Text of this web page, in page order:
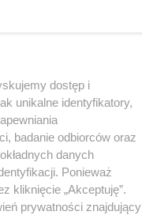
dostęp i
unikalne identyfikatory,
badanie odbiorców oraz
danych
Ponieważ
kliknięcie „Akceptuję”.
prywatności znajdujący